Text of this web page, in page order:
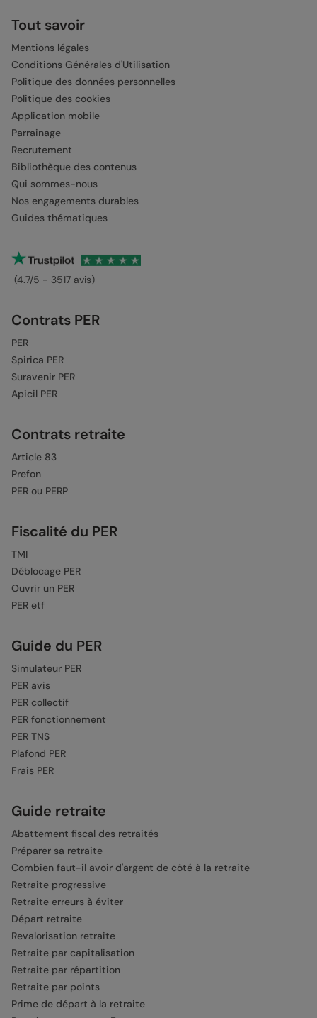
Tout savoir
Mentions légales
Conditions Générales d'Utilisation
Politique des données personnelles
Politique des cookies
Application mobile
Parrainage
Recrutement
Bibliothèque des contenus
Qui sommes-nous
Nos engagements durables
Guides thématiques
(4.7/5 - 3517 avis)
Contrats PER
PER
Spirica PER
Suravenir PER
Apicil PER
Contrats retraite
Article 83
Prefon
PER ou PERP
Fiscalité du PER
TMI
Déblocage PER
Ouvrir un PER
PER etf
Guide du PER
Simulateur PER
PER avis
PER collectif
PER fonctionnement
PER TNS
Plafond PER
Frais PER
Guide retraite
Abattement fiscal des retraités
Préparer sa retraite
Combien faut-il avoir d'argent de côté à la retraite
Retraite progressive
Retraite erreurs à éviter
Départ retraite
Revalorisation retraite
Retraite par capitalisation
Retraite par répartition
Retraite par points
Prime de départ à la retraite